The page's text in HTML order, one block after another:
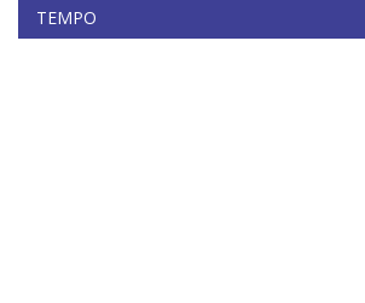
TEMPO